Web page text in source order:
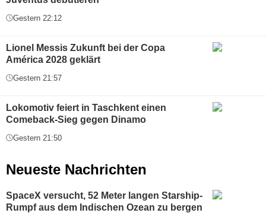
Gestern 22:12
Lionel Messis Zukunft bei der Copa
América 2028 geklärt
Gestern 21:57
Lokomotiv feiert in Taschkent einen
Comeback-Sieg gegen Dinamo
Gestern 21:50
Neueste Nachrichten
SpaceX versucht, 52 Meter langen Starship-
Rumpf aus dem Indischen Ozean zu bergen